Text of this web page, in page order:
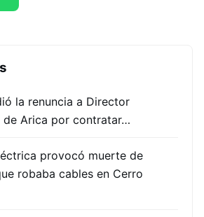
la renuncia a Director
de Arica por contratar…
provocó muerte de
robaba cables en Cerro